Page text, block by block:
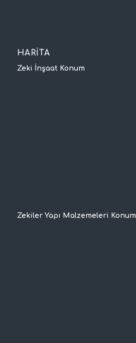
HARİTA
Zeki İnşaat Konum
Zekiler Yapı Malzemeleri Konum